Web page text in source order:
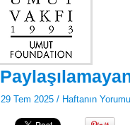
29 Tem 2025 / Haftanın Yorumu